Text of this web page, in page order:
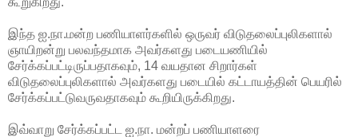
இந்த ஐ.நா.மன்ற பணியாளர்களில் ஒருவர் விடுதலைப்புலிகளால்
ஞாயிறன்று பலவந்தமாக அவர்களது படையணியில்
சேர்க்கப்பட்டிருப்பதாகவும், 14 வயதான சிறார்கள்
விடுதலைப்புலிகளால் அவர்களது படையில் கட்டாயத்தின் பெயரில்
சேர்க்கப்பட்டுவருவதாகவும் கூறியிருக்கிறது.
இவ்வாறு சேர்க்கப்பட்ட ஐ.நா. மன்றப் பணியாளரை